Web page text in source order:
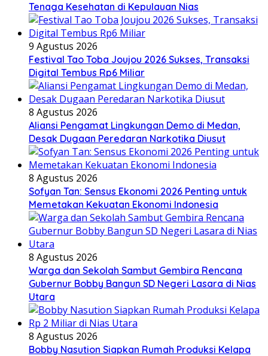
Tenaga Kesehatan di Kepulauan Nias
9 Agustus 2026
Festival Tao Toba Joujou 2026 Sukses, Transaksi
Digital Tembus Rp6 Miliar
8 Agustus 2026
Aliansi Pengamat Lingkungan Demo di Medan,
Desak Dugaan Peredaran Narkotika Diusut
8 Agustus 2026
Sofyan Tan: Sensus Ekonomi 2026 Penting untuk
Memetakan Kekuatan Ekonomi Indonesia
8 Agustus 2026
Warga dan Sekolah Sambut Gembira Rencana
Gubernur Bobby Bangun SD Negeri Lasara di Nias
Utara
8 Agustus 2026
Bobby Nasution Siapkan Rumah Produksi Kelapa